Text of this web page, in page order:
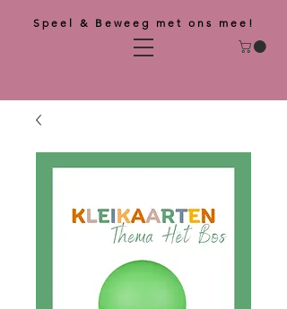
Speel & Beweeg met ons mee!